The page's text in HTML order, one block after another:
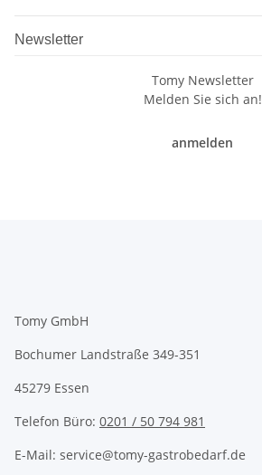
Newsletter
Tomy Newsletter
Melden Sie sich an!
anmelden
Tomy GmbH
Bochumer Landstraße 349-351
45279 Essen
Telefon Büro: 0201 / 50 794 981
E-Mail: service@tomy-gastrobedarf.de